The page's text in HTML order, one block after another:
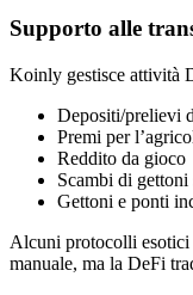
Supporto alle
Koinly gestisce attività
Depositi/prelievi
Premi per
Reddito da gioco
Scambi di
Gettoni e ponti
Alcuni protocolli esotici
manuale, ma la DeFi